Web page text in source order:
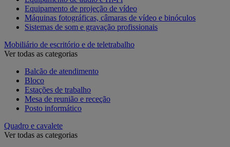
Equipamento de projeção de vídeo
Máquinas fotográficas, câmaras de vídeo e binóculos
Sistemas de som e gravação profissionais
Mobiliário de escritório e de teletrabalho
Ver todas as categorias
Balcão de atendimento
Bloco
Estações de trabalho
Mesa de reunião e receção
Posto informático
Quadro e cavalete
Ver todas as categorias